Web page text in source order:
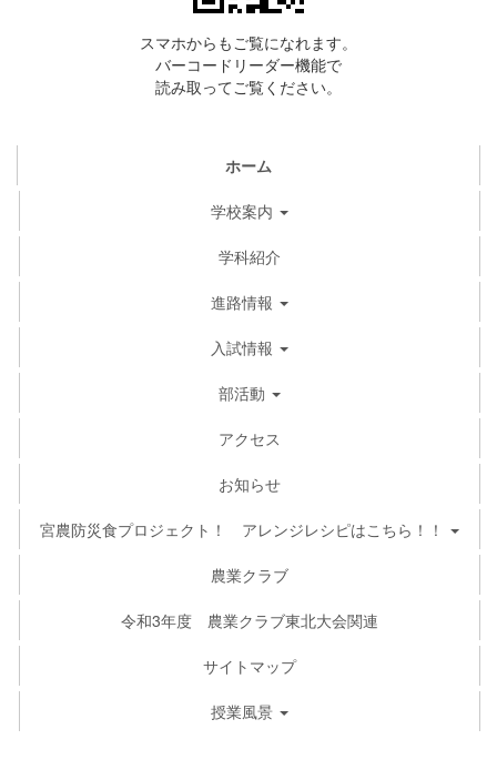
スマホからもご覧になれます。
バーコードリーダー機能で
読み取ってご覧ください。
ホーム
学校案内
学科紹介
進路情報
入試情報
部活動
アクセス
お知らせ
宮農防災食プロジェクト！ アレンジレシピはこちら！！
農業クラブ
令和3年度 農業クラブ東北大会関連
サイトマップ
授業風景